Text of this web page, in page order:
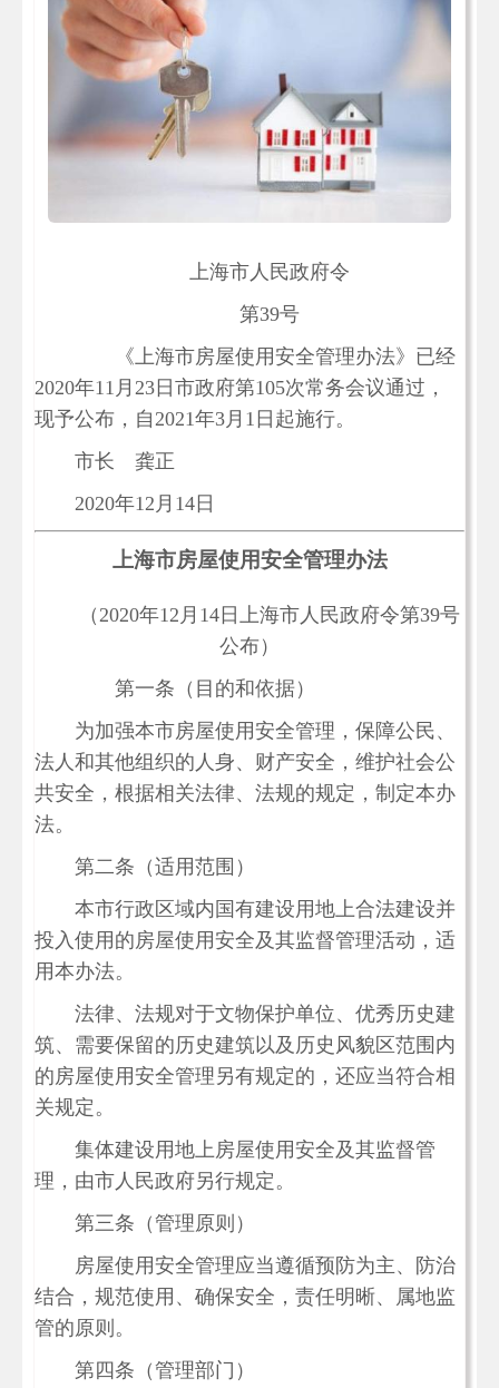
上海市人民政府令
第39号
《上海市房屋使用安全管理办法》已经
2020年11月23日市政府第105次常务会议通过，
现予公布，自2021年3月1日起施行。
市长 龚正
2020年12月14日
上海市房屋使用安全管理办法
（2020年12月14日上海市人民政府令第39号
公布）
第一条（目的和依据）
为加强本市房屋使用安全管理，保障公民、
法人和其他组织的人身、财产安全，维护社会公
共安全，根据相关法律、法规的规定，制定本办
法。
第二条（适用范围）
本市行政区域内国有建设用地上合法建设并
投入使用的房屋使用安全及其监督管理活动，适
用本办法。
法律、法规对于文物保护单位、优秀历史建
筑、需要保留的历史建筑以及历史风貌区范围内
的房屋使用安全管理另有规定的，还应当符合相
关规定。
集体建设用地上房屋使用安全及其监督管
理，由市人民政府另行规定。
第三条（管理原则）
房屋使用安全管理应当遵循预防为主、防治
结合，规范使用、确保安全，责任明晰、属地监
管的原则。
第四条（管理部门）